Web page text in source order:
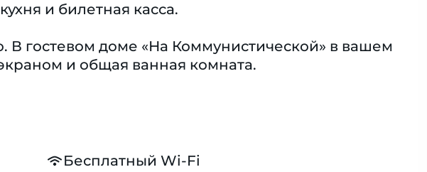
и билетная касса.
В гостевом доме «На Коммунистической» в вашем
и общая ванная комната.
Бесплатный Wi-Fi